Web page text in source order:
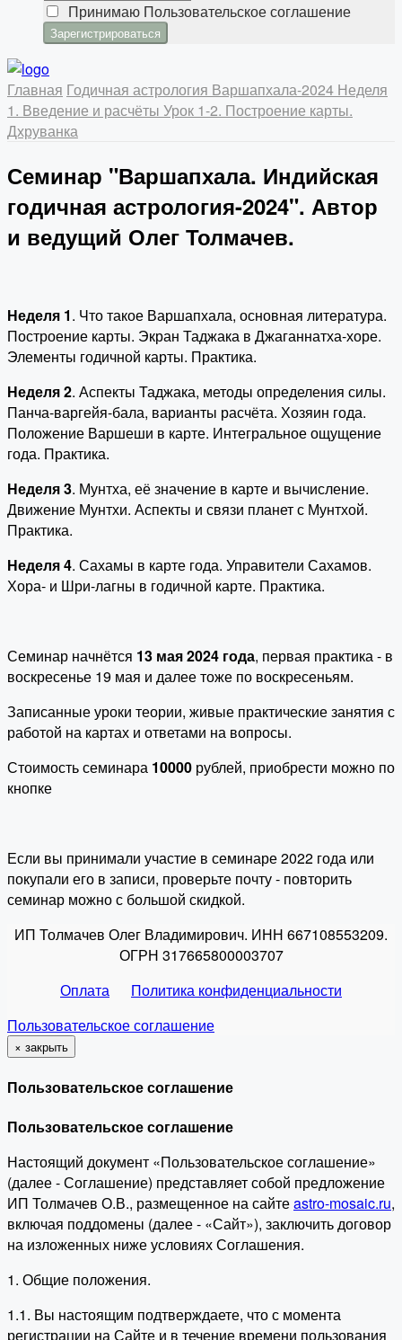
Принимаю Пользовательское соглашение
Главная Годичная астрология Варшапхала-2024 Неделя
1. Введение и расчёты Урок 1-2. Построение карты.
Дхруванка
Семинар "Варшапхала. Индийская
годичная астрология-2024". Автор
и ведущий Олег Толмачев.
Неделя 1. Что такое Варшапхала, основная литература.
Построение карты. Экран Таджака в Джаганнатха-хоре.
Элементы годичной карты. Практика.
Неделя 2. Аспекты Таджака, методы определения силы.
Панча-варгейя-бала, варианты расчёта. Хозяин года.
Положение Варшеши в карте. Интегральное ощущение
года. Практика.
Неделя 3. Мунтха, её значение в карте и вычисление.
Движение Мунтхи. Аспекты и связи планет с Мунтхой.
Практика.
Неделя 4. Сахамы в карте года. Управители Сахамов.
Хора- и Шри-лагны в годичной карте. Практика.
Семинар начнётся 13 мая 2024 года, первая практика - в
воскресенье 19 мая и далее тоже по воскресеньям.
Записанные уроки теории, живые практические занятия с
работой на картах и ответами на вопросы.
Стоимость семинара 10000 рублей, приобрести можно по
кнопке
Если вы принимали участие в семинаре 2022 года или
покупали его в записи, проверьте почту - повторить
семинар можно с большой скидкой.
ИП Толмачев Олег Владимирович. ИНН 667108553209.
ОГРН 317665800003707
Оплата
Политика конфиденциальности
Пользовательское соглашение
× закрыть
Пользовательское соглашение
Пользовательское соглашение
Настоящий документ «Пользовательское соглашение»
(далее - Соглашение) представляет собой предложение
ИП Толмачев О.В., размещенное на сайтеastro-mosaic.ru,
включая поддомены (далее - «Сайт»), заключить договор
на изложенных ниже условиях Соглашения.
1. Общие положения.
1.1. Вы настоящим подтверждаете, что с момента
регистрации на Сайте и в течение времени пользования